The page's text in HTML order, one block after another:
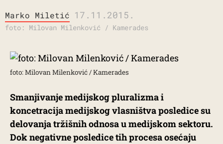
Marko Miletić 17.11.2015.
foto: Milovan Milenković / Kamerades
foto: Milovan Milenković / Kamerades
Smanjivanje medijskog pluralizma i
koncetracija medijskog vlasništva posledice su
delovanja tržišnih odnosa u medijskom sektoru.
Dok negativne posledice tih procesa osećaju